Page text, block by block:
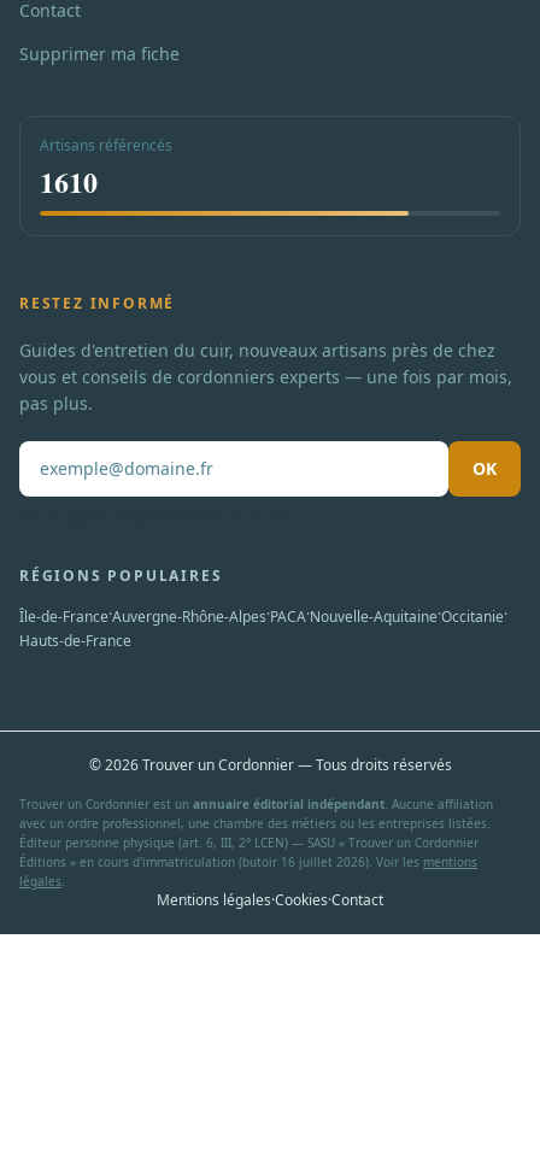
Contact
Supprimer ma fiche
Artisans référencés
1610
RESTEZ INFORMÉ
Guides d'entretien du cuir, nouveaux artisans près de chez
vous et conseils de cordonniers experts — une fois par mois,
pas plus.
OK
RÉGIONS POPULAIRES
Île-de-France·Auvergne-Rhône-Alpes·PACA·Nouvelle-Aquitaine·Occitanie·
Hauts-de-France
© 2026 Trouver un Cordonnier — Tous droits réservés
Trouver un Cordonnier est un annuaire éditorial indépendant. Aucune affiliation
avec un ordre professionnel, une chambre des métiers ou les entreprises listées.
Éditeur personne physique (art. 6, III, 2° LCEN) — SASU « Trouver un Cordonnier
Éditions » en cours d'immatriculation (butoir 16 juillet 2026). Voir les mentions
légales.
Mentions légales·Cookies·Contact